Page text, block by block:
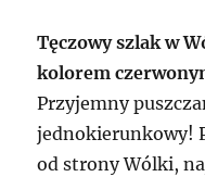
Tęczowy szlak w
kolorem
Przyjemny
jednokierunkowy!
od strony Wólki,